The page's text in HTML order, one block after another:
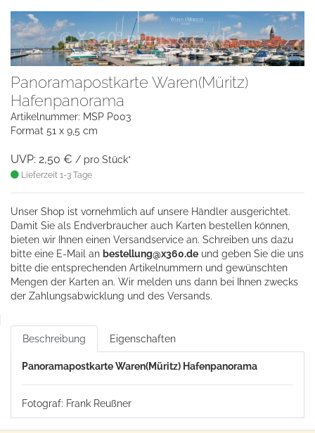
Panoramapostkarte Waren(Müritz)
Hafenpanorama
Artikelnummer: MSP P003
Format 51 x 9,5 cm
UVP: 2,50 € / pro Stück*
Lieferzeit 1-3 Tage
Unser Shop ist vornehmlich auf unsere Händler ausgerichtet.
Damit Sie als Endverbraucher auch Karten bestellen können,
bieten wir Ihnen einen Versandservice an. Schreiben uns dazu
bitte eine E-Mail an bestellung@x360.de und geben Sie die uns
bitte die entsprechenden Artikelnummern und gewünschten
Mengen der Karten an. Wir melden uns dann bei Ihnen zwecks
der Zahlungsabwicklung und des Versands.
Beschreibung Eigenschaften
Panoramapostkarte Waren(Müritz) Hafenpanorama
Fotograf: Frank Reußner